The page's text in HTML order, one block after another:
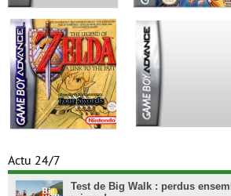
Actu 24/7
Test de Big Walk : perdus